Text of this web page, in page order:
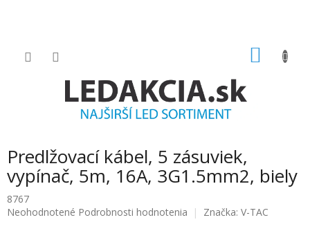
Predlžovací kábel, 5 zásuviek,
vypínač, 5m, 16A, 3G1.5mm2, biely
8767
Priemerné
Neohodnotené Podrobnosti hodnotenia Značka: V-TAC